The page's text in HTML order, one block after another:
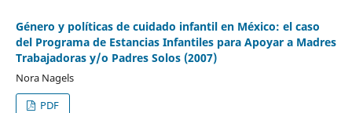
Género y políticas de cuidado infantil en México: el caso
del Programa de Estancias Infantiles para Apoyar a Madres
Trabajadoras y/o Padres Solos (2007)
Nora Nagels
PDF